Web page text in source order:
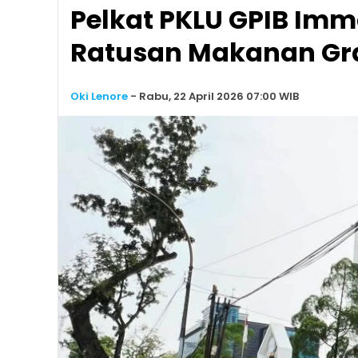
Pelkat PKLU GPIB
Ratusan Makanan
Oki Lenore - Rabu, 22 April 2026 07:00 WIB